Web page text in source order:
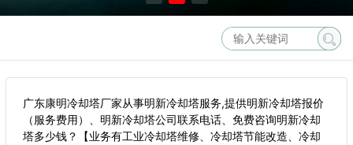
广东康明冷却塔厂家从事明新冷却塔服务,提供明新冷却塔报价
（服务费用）、明新冷却塔公司联系电话、免费咨询明新冷却
塔多少钱？【业务有工业冷却塔维修、冷却塔节能改造、冷却